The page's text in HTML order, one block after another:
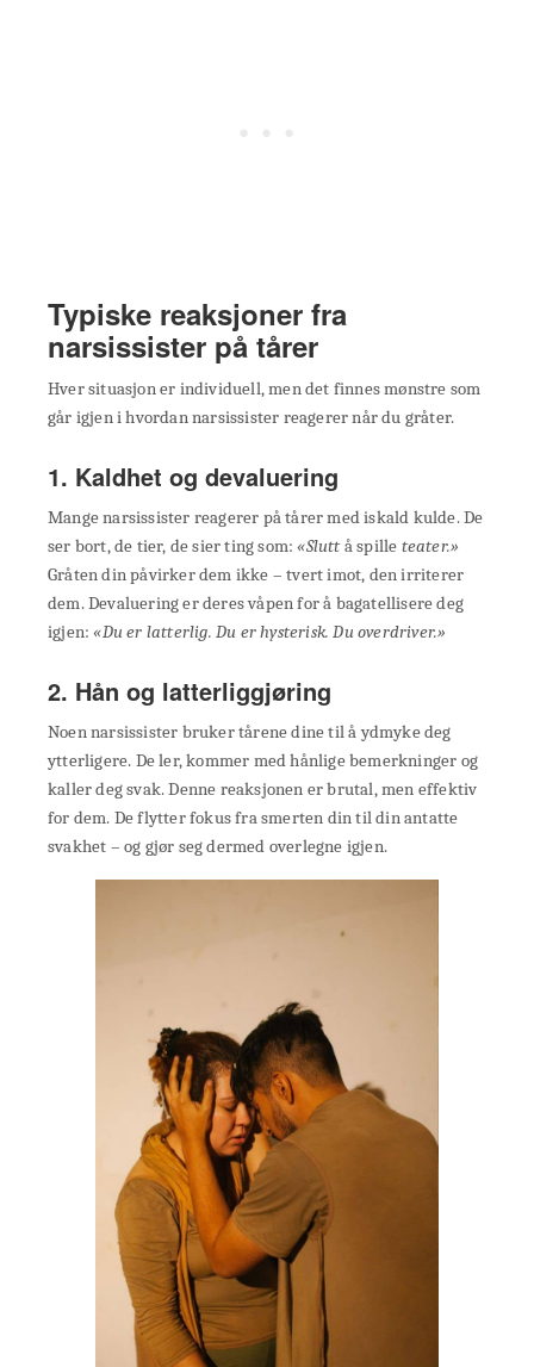
Typiske reaksjoner fra
narsissister på tårer
Hver situasjon er individuell, men det finnes mønstre som
går igjen i hvordan narsissister reagerer når du gråter.
1. Kaldhet og devaluering
Mange narsissister reagerer på tårer med iskald kulde. De
ser bort, de tier, de sier ting som: «Sluttå spille teater.»
Gråten din påvirker dem ikke – tvert imot, den irriterer
dem. Devaluering er deres våpen for å bagatellisere deg
igjen:«Du er latterlig. Du er hysterisk. Du overdriver.»
2. Hån og latterliggjøring
Noen narsissister bruker tårene dine til å ydmyke deg
ytterligere. De ler, kommer med hånlige bemerkninger og
kaller deg svak. Denne reaksjonen er brutal, men effektiv
for dem. De flytter fokus fra smerten din til din antatte
svakhet – og gjør seg dermed overlegne igjen.